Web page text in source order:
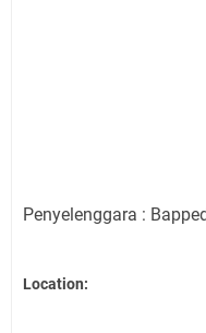
Penyelenggara :
Location: